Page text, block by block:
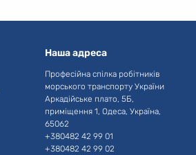
Наша адреса
Професійна спілка робітників
морського транспорту України
Аркадійське плато, 5Б,
приміщення 1, Одеса, Україна,
65062
+380482 42 99 01
+380482 42 99 02